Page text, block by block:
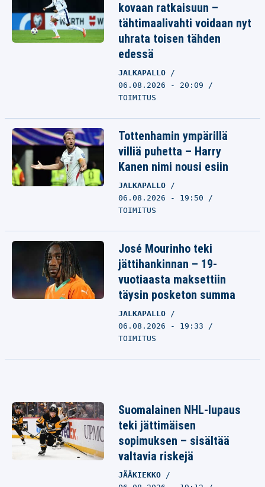
kovaan ratkaisuun –
tähtimaalivahti voidaan nyt
uhrata toisen tähden
edessä
JALKAPALLO
06.08.2026 - 20:09
TOIMITUS
Tottenhamin ympärillä
villiä puhetta – Harry
Kanen nimi nousi esiin
JALKAPALLO
06.08.2026 - 19:50
TOIMITUS
José Mourinho teki
jättihankinnan – 19-
vuotiaasta maksettiin
täysin posketon summa
JALKAPALLO
06.08.2026 - 19:33
TOIMITUS
Suomalainen NHL-lupaus
teki jättimäisen
sopimuksen – sisältää
valtavia riskejä
JÄÄKIEKKO